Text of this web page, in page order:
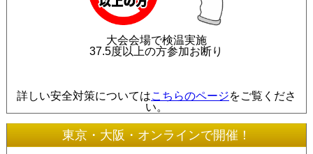
た。
【7月26日まで!!】参加賞Tシャツアンケート
実施中！
名超えました！
2020.7.15
大阪大会「フルマラソンの部」エントリー数
100名超えました！
大会会場で検温実施
37.5度以上の方参加お断り
詳しい安全対策についてはこちらのページをご覧くださ
い。
東京・大阪・オンラインで開催！